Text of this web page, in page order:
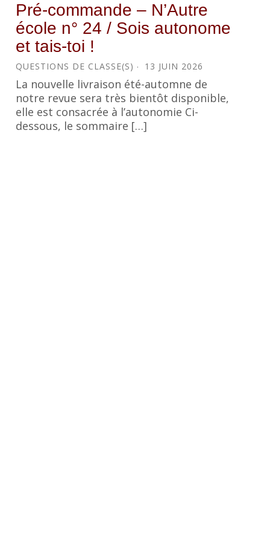
Pré-commande – N’Autre
école n° 24 / Sois autonome
et tais-toi !
QUESTIONS DE CLASSE(S) 13 JUIN 2026
La nouvelle livraison été-automne de
notre revue sera très bientôt disponible,
elle est consacrée à l’autonomie Ci-
dessous, le sommaire […]